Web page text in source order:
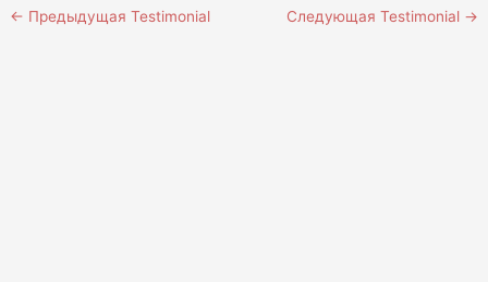
← Предыдущая Testimonial Следующая Testimonial →